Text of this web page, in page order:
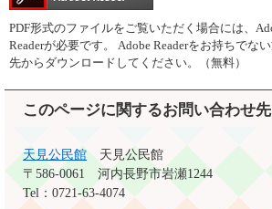
PDF形式のファイルをご覧いただく場合には、
Readerが必要です。
Adobe Readerをお持ちでな
先からダウンロードしてください。（無料）
このページに関するお問い合わせ先
天見公民館
天見公民館
〒586-0061
河内長野市岩瀬1244
Tel：0721-63-4074